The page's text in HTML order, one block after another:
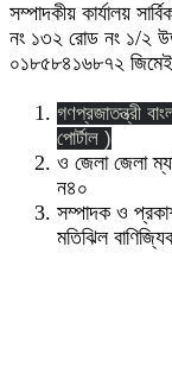
সম্পাদকীয় কার্যালয়
নং ১৩২ রোড নং ১/২
০১৮৫৮৪১৬৮৭২
গণপ্রজাতন্ত্রী
পোর্টাল )
ও জেলা জেলা
ন৪০
সম্পাদক ও
মতিঝিল